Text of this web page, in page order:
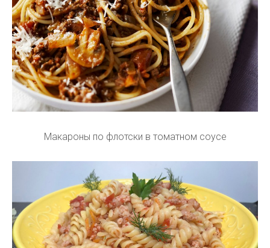
Макароны по флотски в томатном соусе